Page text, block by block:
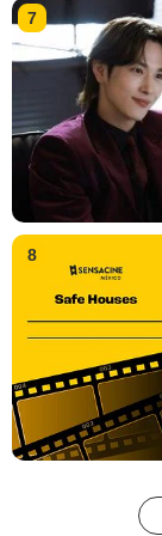
7
8